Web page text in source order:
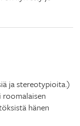
ja stereotypioita.)
roomalaisen
hänen